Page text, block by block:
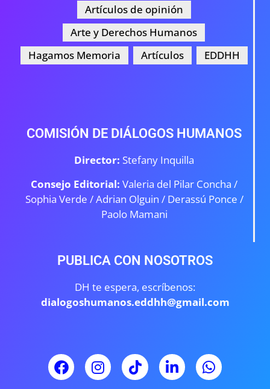
Artículos de opinión
Arte y Derechos Humanos
Hagamos Memoria
Artículos EDDHH
COMISIÓN DE DIÁLOGOS HUMANOS
Director: Stefany Inquilla
Consejo Editorial: Valeria del Pilar Concha /
Sophia Verde /Adrian Olguin / Derassú Ponce /
Paolo Mamani
PUBLICA CON NOSOTROS
DH te espera, escríbenos:
dialogoshumanos.eddhh@gmail.com